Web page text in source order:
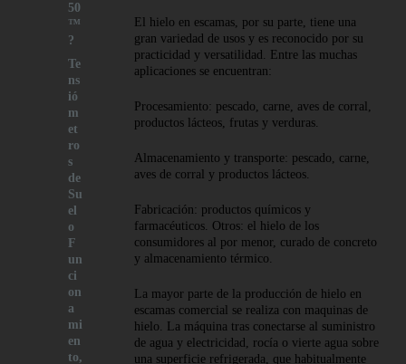
50
™
?
Te
ns
ió
m
et
ro
s
de
Su
el
o
F
un
ci
on
a
mi
en
to,
El hielo en escamas, por su parte, tiene una
gran variedad de usos y es reconocido por su
practicidad y versatilidad. Entre las muchas
aplicaciones se encuentran:
Procesamiento: pescado, carne, aves de corral,
productos lácteos, frutas y verduras.
Almacenamiento y transporte: pescado, carne,
aves de corral y productos lácteos.
Fabricación: productos químicos y
farmacéuticos. Otros: el hielo de los
consumidores al por menor, curado de concreto
y almacenamiento térmico.
La mayor parte de la producción de hielo en
escamas comercial se realiza con maquinas de
hielo. La máquina tras conectarse al suministro
de agua y electricidad, rocía o vierte agua sobre
una superficie refrigerada, que habitualmente